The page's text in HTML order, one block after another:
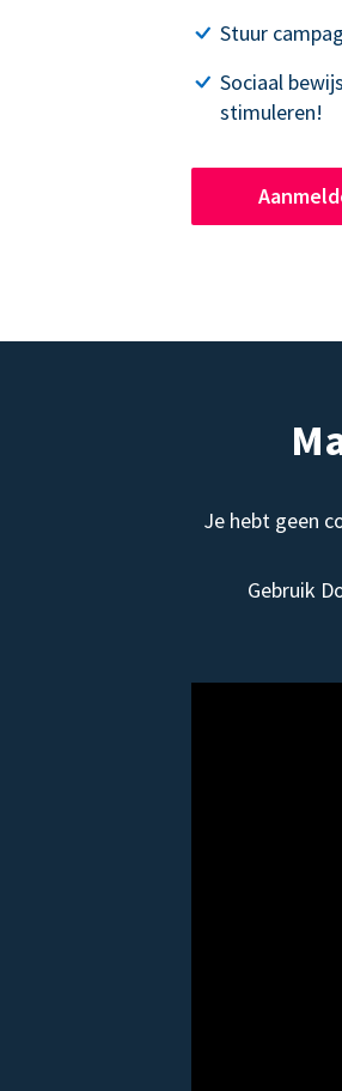
Stuur
Sociaal
stimuleren!
Je hebt geen
Gebruik